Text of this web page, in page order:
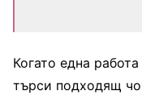
Когато една
търси подходящ